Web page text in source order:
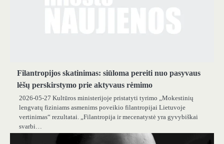
Filantropijos skatinimas: siūloma pereiti nuo pasyvaus
lėšų perskirstymo prie aktyvaus rėmimo
2026-05-27 Kultūros ministerijoje pristatyti tyrimo „Mokestinių
lengvatų fiziniams asmenims poveikio filantropijai Lietuvoje
vertinimas“ rezultatai. „Filantropija ir mecenatystė yra gyvybiškai
svarbi…